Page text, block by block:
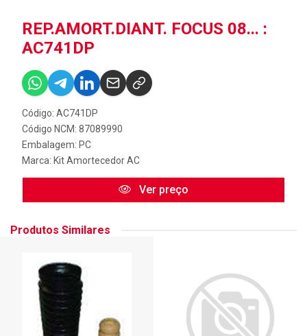
REP.AMORT.DIANT. FOCUS 08... :
AC741DP
Código: AC741DP
Código NCM: 87089990
Embalagem: PC
Marca: Kit Amortecedor AC
Ver preço
Produtos Similares